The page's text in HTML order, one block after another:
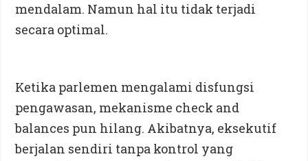
mendalam. Namun hal itu tidak terjadi
secara optimal.
Ketika parlemen mengalami disfungsi
pengawasan, mekanisme check and
balances pun hilang. Akibatnya, eksekutif
berjalan sendiri tanpa kontrol yang